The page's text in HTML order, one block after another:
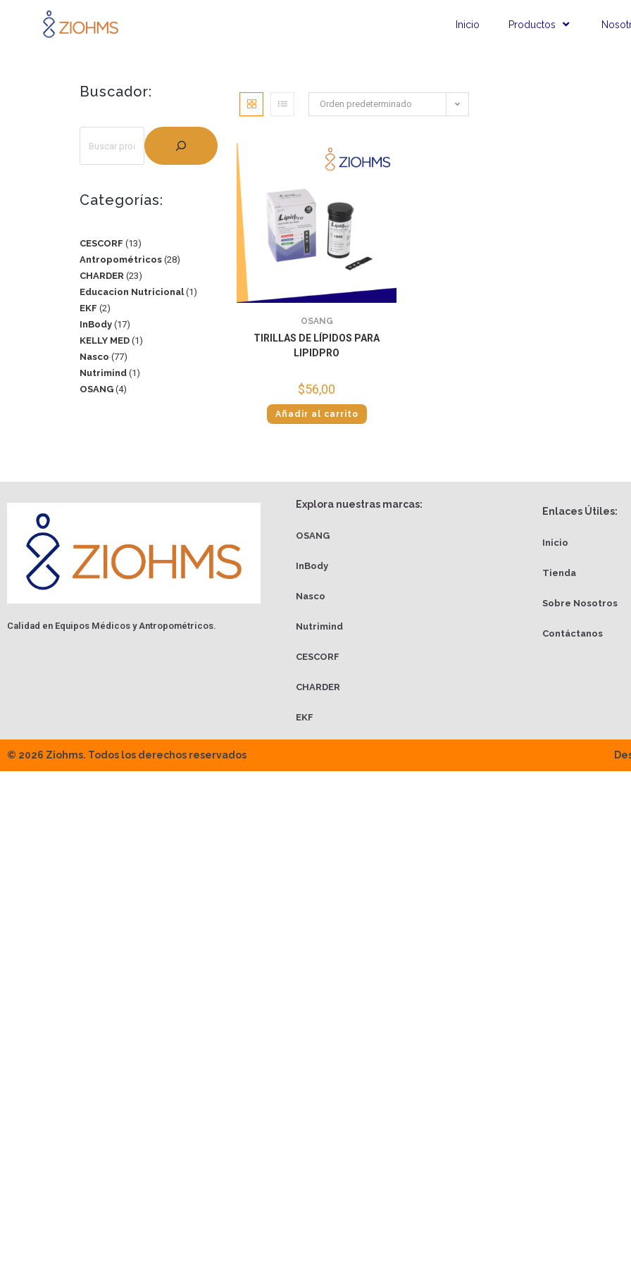
Inicio Productos
Buscador:
Categorías:
CESCORF 13
Antropométricos 28
CHARDER 23
Educacion Nutricional 1
EKF 2
InBody 17
KELLY MED 1
Nasco 77
Nutrimind 1
OSANG 4
Orden predeterminado
OSANG
TIRILLAS DE LÍPIDOS PARA
LIPIDPRO
$56,00
Añadir al carrito
Calidad en Equipos Médicos y Antropométricos.
Explora nuestras marcas:
OSANG
InBody
Nasco
Nutrimind
CESCORF
CHARDER
EKF
Enlaces Útiles:
Inicio
Tienda
Sobre Nosotros
Contáctanos
© 2026 Ziohms. Todos los derechos reservados